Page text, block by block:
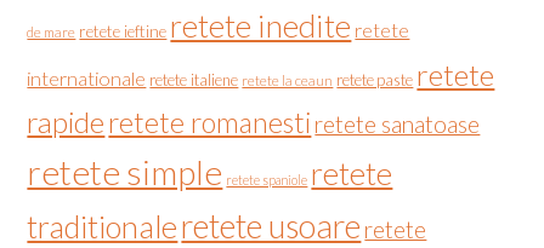
de mare retete ieftine retete inedite retete
internationale retete italiene retete la ceaun retete paste retete
rapideretete romanesti retete sanatoase
retete simple retete spaniole retete
traditionaleretete usoare retete